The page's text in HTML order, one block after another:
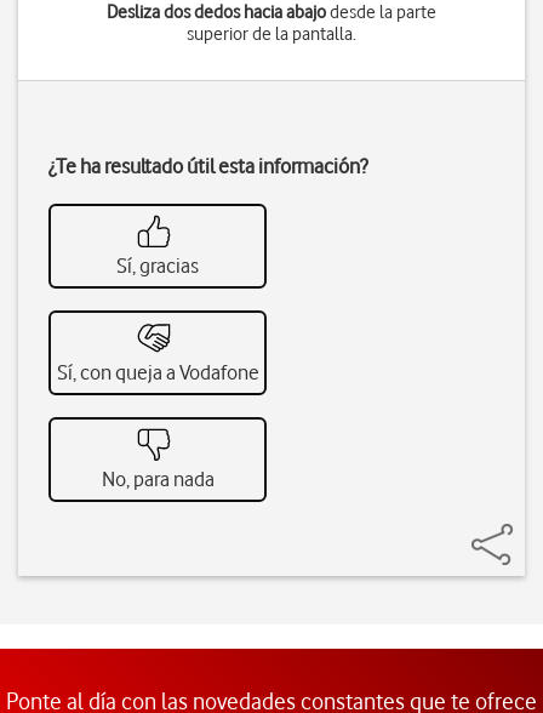
Desliza dos dedos hacia abajodesde la parte
superior de la pantalla.
¿Te ha resultado útil esta información?
Sí, gracias
Sí, con queja a Vodafone
No, para nada
Ponte al día con las novedades constantes que te ofrece